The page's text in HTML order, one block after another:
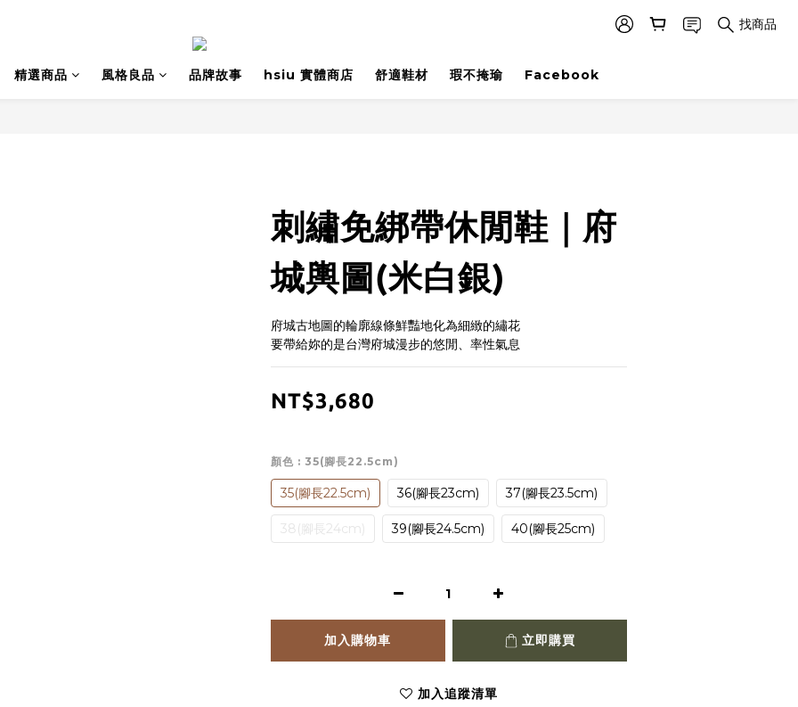
找商品
精選商品 風格良品 品牌故事 hsiu 實體商店 舒適鞋材 瑕不掩瑜 Facebook
刺繡免綁帶休閒鞋｜府
城輿圖(米白銀)
府城古地圖的輪廓線條鮮豔地化為細緻的繡花
要帶給妳的是台灣府城漫步的悠閒、率性氣息
NT$3,680
顏色 : 35(腳長22.5cm)
35(腳長22.5cm) 36(腳長23cm) 37(腳長23.5cm)
38(腳長24cm) 39(腳長24.5cm) 40(腳長25cm)
加入購物車 立即購買
加入追蹤清單